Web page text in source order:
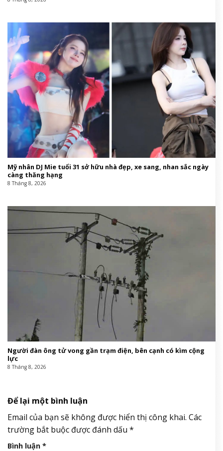
Mỹ nhân DJ Mie tuổi 31 sở hữu nhà đẹp, xe sang, nhan sắc ngày
càng thăng hạng
8 Tháng 8, 2026
Người đàn ông tử vong gần trạm điện, bên cạnh có kìm cộng
lực
8 Tháng 8, 2026
Để lại một bình luận
Email của bạn sẽ không được hiển thị công khai. Các
trường bắt buộc được đánh dấu *
Bình luận *